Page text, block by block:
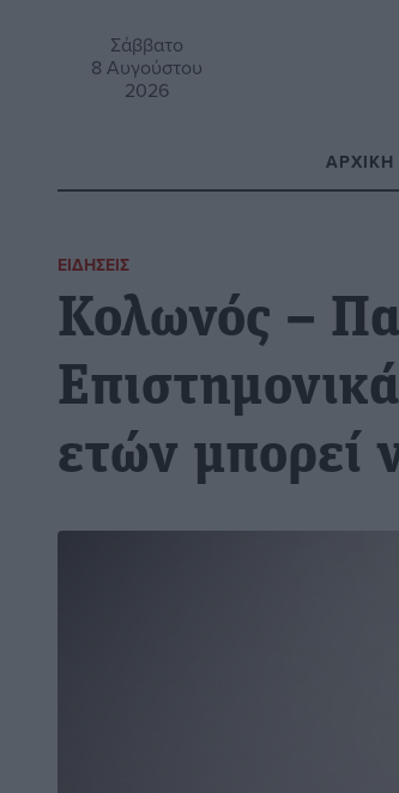
Σάββατο
8 Αυγούστου
2026
ΑΡΧΙΚΉ
ΕΙΔΉΣΕΙΣ
Κολωνός –
ετών μπορεί